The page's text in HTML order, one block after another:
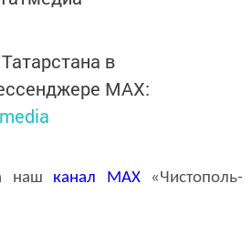
в
MАХ:
наш канал MAX«Чистополь-